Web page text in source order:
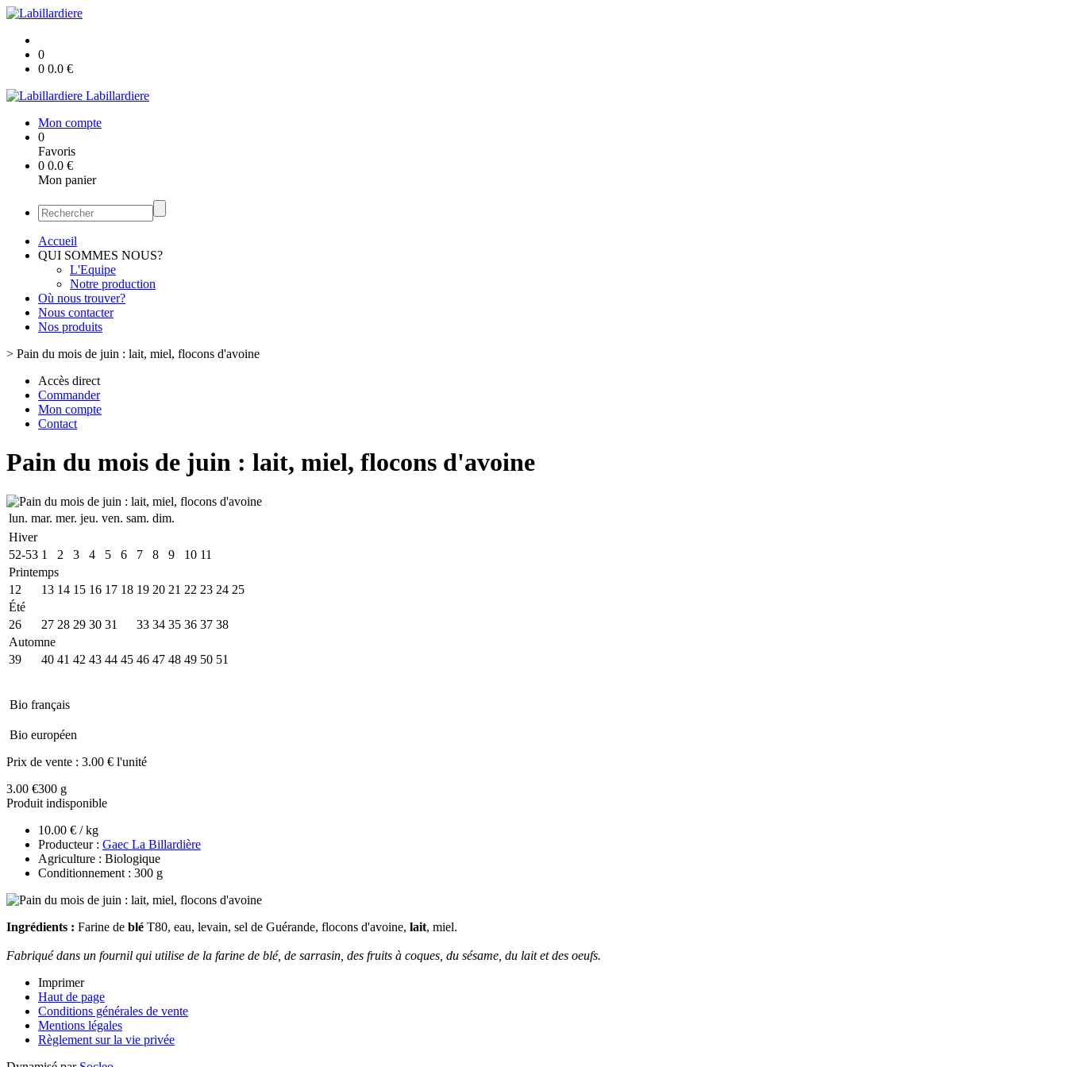
0
0 0.0 €
Labillardiere
Mon compte
0
Favoris
0 0.0 €
Mon panier
Accueil
QUI SOMMES NOUS?
L'Equipe
Notre production
Où nous trouver?
Nous contacter
Nos produits
> Pain du mois de juin : lait, miel, flocons d'avoine
Accès direct
Commander
Mon compte
Contact
Pain du mois de juin : lait, miel, flocons d'avoine
lun. mar. mer. jeu. ven. sam. dim.
Hiver
52-53 1 2 3 4 5 6 7 8 9 10 11
Printemps
12
13 14 15 16 17 18 19 20 21 22 23 24 25
Été
26
27 28 29 30 31 33 34 35 36 37 38
Automne
39
40 41 42 43 44 45 46 47 48 49 50 51
Bio français
Bio européen
Prix de vente : 3.00 € l'unité
3.00 €300 g
Produit indisponible
10.00 € / kg
Producteur : Gaec La Billardière
Agriculture : Biologique
Conditionnement : 300 g
Ingrédients : Farine de blé T80, eau, levain, sel de Guérande, flocons d'avoine, lait, miel.
Fabriqué dans un fournil qui utilise de la farine de blé, de sarrasin, des fruits à coques, du sésame, du lait et des oeufs.
Imprimer
Haut de page
Conditions générales de vente
Mentions légales
Règlement sur la vie privée